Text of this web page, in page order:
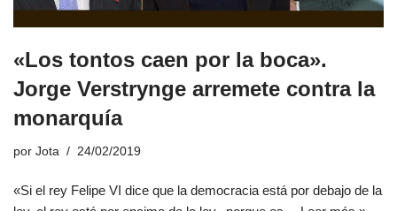
«Los tontos caen por la boca».
Jorge Verstrynge arremete contra la
monarquía
por Jota 24/02/2019
«Si el rey Felipe VI dice que la democracia está por debajo de la